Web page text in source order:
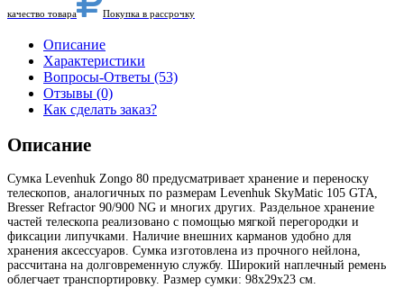
качество товара Покупка в рассрочку
Описание
Характеристики
Вопросы-Ответы (53)
Отзывы (0)
Как сделать заказ?
Описание
Сумка Levenhuk Zongo 80 предусматривает хранение и переноску
телескопов, аналогичных по размерам Levenhuk SkyMatic 105 GTA,
Bresser Refractor 90/900 NG и многих других. Раздельное хранение
частей телескопа реализовано с помощью мягкой перегородки и
фиксации липучками. Наличие внешних карманов удобно для
хранения аксессуаров. Сумка изготовлена из прочного нейлона,
рассчитана на долговременную службу. Широкий наплечный ремень
облегчает транспортировку. Размер сумки: 98х29х23 см.